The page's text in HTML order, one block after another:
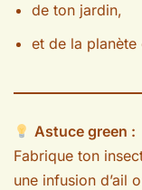
de ton jardin,
et de la planète
Astuce green :
Fabrique ton
une infusion d’ail